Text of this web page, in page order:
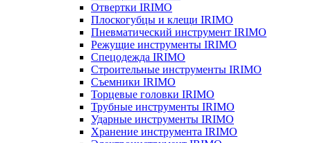
Отвертки IRIMO
Плоскогубцы и клещи IRIMO
Пневматический инструмент IRIMO
Режущие инструменты IRIMO
Спецодежда IRIMO
Строительные инструменты IRIMO
Съемники IRIMO
Торцевые головки IRIMO
Трубные инструменты IRIMO
Ударные инструменты IRIMO
Хранение инструмента IRIMO